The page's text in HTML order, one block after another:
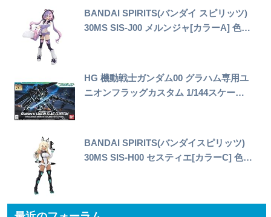
BANDAI SPIRITS(バンダイ スピリッツ)
30MS SIS-J00 メルンジャ[カラーA] 色…
HG 機動戦士ガンダム00 グラハム専用ユ
ニオンフラッグカスタム 1/144スケー…
BANDAI SPIRITS(バンダイスピリッツ)
30MS SIS-H00 セスティエ[カラーC] 色…